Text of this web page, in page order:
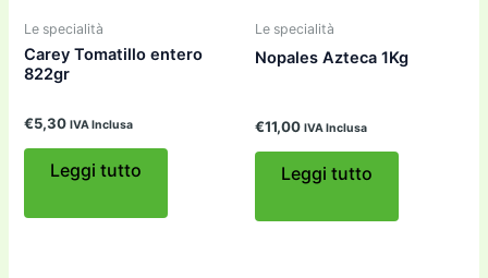
Le specialità
Carey Tomatillo entero
822gr
€5,30 IVA Inclusa
Leggi tutto
Le specialità
Nopales Azteca 1Kg
€11,00 IVA Inclusa
Leggi tutto